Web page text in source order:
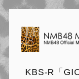
KBS-R「